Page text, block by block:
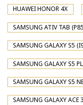
HUAWEI HONOR 4X
SAMSUNG ATIV TAB
SAMSUNG GALAXY S5
SAMSUNG GALAXY S5
SAMSUNG GALAXY S5
SAMSUNG GALAXY ACE